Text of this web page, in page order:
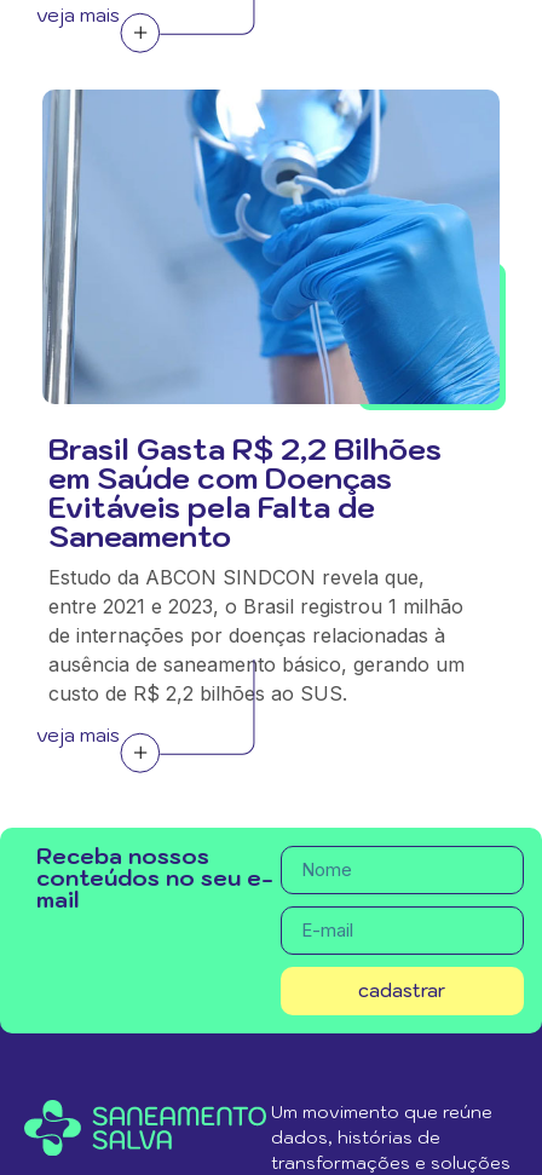
veja mais
Brasil Gasta R$ 2,2 Bilhões
em Saúde com Doenças
Evitáveis pela Falta de
Saneamento
Estudo da ABCON SINDCON revela que,
entre 2021 e 2023, o Brasil registrou 1 milhão
de internações por doenças relacionadas à
ausência de saneamento básico, gerando um
custo de R$ 2,2 bilhões ao SUS.
veja mais
Receba nossos
conteúdos no seu e-
mail
cadastrar
Um movimento que reúne
dados, histórias de
transformações e soluções